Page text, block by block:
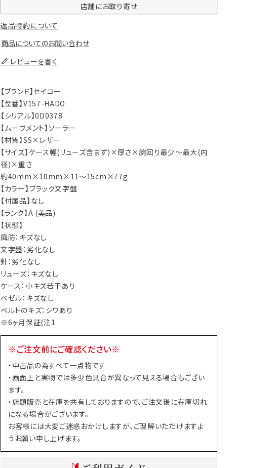
店舗にお取り寄せ
返品特約について
商品についてのお問い合わせ
レビューを書く
【ブランド】セイコー
【型番】V157-HADO
【シリアル】0D0378
【ムーヴメント】ソーラー
【材質】SS×レザー
【サイズ】ケース幅(リューズ含まず)×厚さ×腕回り最少～最大(内
径)×重さ
約40mm×10mm×11～15cm×77g
【カラー】ブラック文字盤
【付属品】なし
【ランク】A (美品)
【状態】
風防：キズなし
文字盤：劣化なし
針：劣化なし
リューズ：キズなし
ケース：小キズ若干あり
ベゼル：キズなし
ベルトのキズ：シワあり
※6ヶ月保証(注1
※ご注文前にご確認ください※
・中古品の為すべて一点物です
・画面上と実物では多少色具合が異なって見える場合もござい
ます。
・店頭販売と在庫を共有しておりますので、ご注文後に在庫切れ
になる場合がございます。
お客様には大変ご迷惑おかけしますが、ご理解いただけますよ
うお願い申し上げます。